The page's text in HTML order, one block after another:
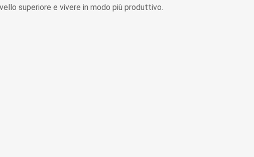
superiore e vivere in modo più produttivo.